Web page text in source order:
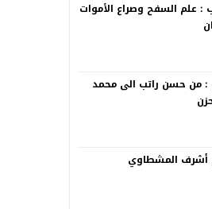
حسين النجار يكتب : علم السفح وصراع الأموات
من حسن راتب الى محمد
أشرف المشطاوي